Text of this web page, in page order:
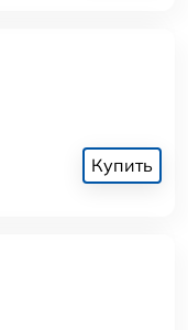
Купить